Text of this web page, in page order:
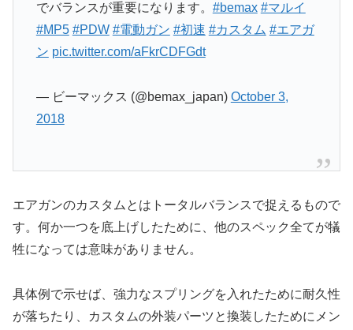
でバランスが重要になります。 #bemax #マルイ
#MP5 #PDW #電動ガン #初速 #カスタム #エアガ
ン pic.twitter.com/aFkrCDFGdt
— ビーマックス (@bemax_japan) October 3,
2018
エアガンのカスタムとはトータルバランスで捉えるもので
す。何か一つを底上げしたために、他のスペック全てが犠
牲になっては意味がありません。
具体例で示せば、強力なスプリングを入れたために耐久性
が落ちたり、カスタムの外装パーツと換装したためにメン